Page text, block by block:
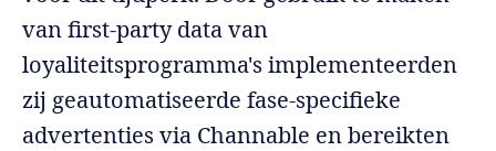
van first-party data van
loyaliteitsprogramma's implementeerden
zij geautomatiseerde fase-specifieke
advertenties via Channable en bereikten